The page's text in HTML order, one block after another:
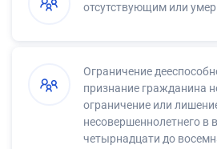
отсутствующим или
Ограничение
признание гражданина
ограничение или
несовершеннолетнего в
четырнадцати до